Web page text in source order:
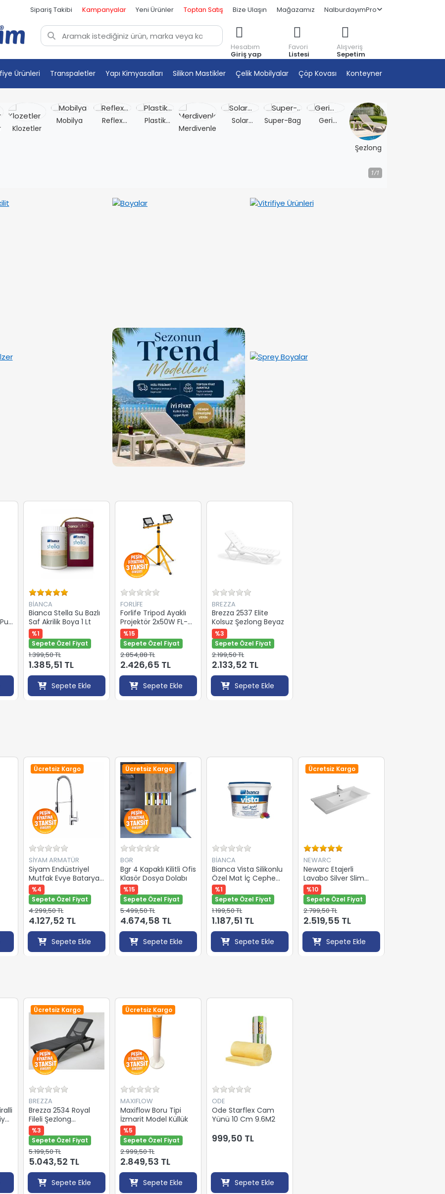
Sipariş Takibi Kampanyalar Yeni Ürünler Toptan Satış Bize Ulaşın Mağazamız NalburdayımPro
Hesabım
Giriş yap
Favori
Listesi
Alışveriş
Sepetim
Ürünleri Transpaletler Yapı Kimyasalları Silikon Mastikler Çelik Mobilyalar Çöp Kovası Konteyner
Klozetler
Mobilya
Reflex
Plastik
Merdivenler
Solar
Super-Bag
Geri
Şezlong
1/1
BİANCA
Bianca Stella Su Bazlı
Saf Akrilik Boya 1 Lt
%1
Sepete Özel Fiyat
1.399,50 TL
1.385,51 TL
Sepete Ekle
FORLIFE
Forlife Tripod Ayaklı
Projektör 2x50W FL-
6040
%15
Sepete Özel Fiyat
2.854,88 TL
2.426,65 TL
Sepete Ekle
BREZZA
Brezza 2537 Elite
Kolsuz Şezlong Beyaz
%3
Sepete Özel Fiyat
2.199,50 TL
2.133,52 TL
Sepete Ekle
Ücretsiz Kargo
SİYAM ARMATÜR
Siyam Endüstriyel
Mutfak Evye Bataryası
Krom 058012
%4
Sepete Özel Fiyat
4.299,50 TL
4.127,52 TL
Sepete Ekle
Ücretsiz Kargo
BGR
Bgr 4 Kapaklı Kilitli Ofis
Klasör Dosya Dolabı
%15
Sepete Özel Fiyat
5.499,50 TL
4.674,58 TL
Sepete Ekle
BİANCA
Bianca Vista Silikonlu
Özel Mat İç Cephe
Boyası 10 Kg
%1
Sepete Özel Fiyat
1.199,50 TL
1.187,51 TL
Sepete Ekle
Ücretsiz Kargo
NEWARC
Newarc Etajerli
Lavabo Silver Slim
80X45X2,5Cm 501080
%10
Sepete Özel Fiyat
2.799,50 TL
2.519,55 TL
Sepete Ekle
Ücretsiz Kargo
BREZZA
Brezza 2534 Royal
Fileli Şezlong
Antrasit/antrasit
%3
Sepete Özel Fiyat
5.199,50 TL
5.043,52 TL
Sepete Ekle
Ücretsiz Kargo
MAXIFLOW
Maxiflow Boru Tipi
İzmarit Model Küllük
%5
Sepete Özel Fiyat
2.999,50 TL
2.849,53 TL
Sepete Ekle
ODE
Ode Starflex Cam
Yünü 10 Cm 9.6M2
999,50 TL
Sepete Ekle